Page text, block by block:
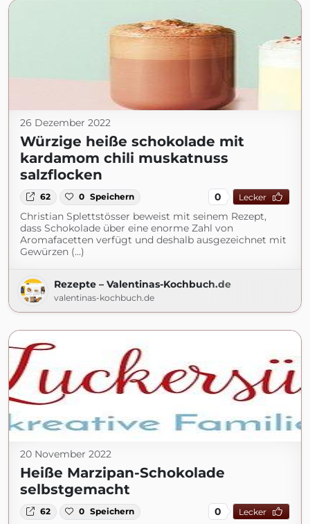
26 Dezember 2022
Würzige heiße schokolade mit
kardamom chili muskatnuss
salzflocken
62 0 Speichern 0 Lecker
Christian Splettstösser beweist mit seinem Rezept,
dass Schokolade über eine enorme Zahl von
Aromafacetten verfügt und deshalb ausgezeichnet mit
Gewürzen (...)
Rezepte – Valentinas-Kochbuch.de
valentinas-kochbuch.de
20 November 2022
Heiße Marzipan-Schokolade
selbstgemacht
62 0 Speichern 0 Lecker